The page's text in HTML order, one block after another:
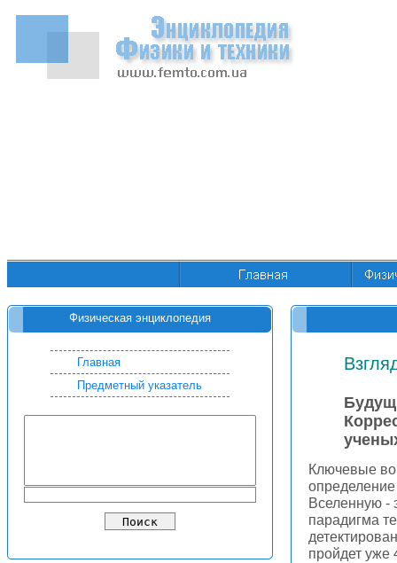
Физическая энциклопедия
Главная
Предметный указатель
Ключевые
Вселенную -
парадигма
пройдет уже